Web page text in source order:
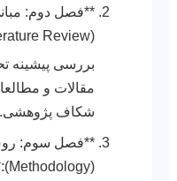
**فصل دوم:
بررسی پیشینه
مقالات و
شکاف پژوهشی.
**فصل سوم: